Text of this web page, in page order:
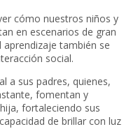
cómo nuestros niños y
en escenarios de gran
también se
social.
a sus padres, quienes,
fomentan y
fortaleciendo sus
de brillar con luz